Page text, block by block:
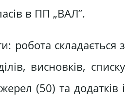
в ПП „ВАЛ”.
робота складається з
висновків, списку
(50) та додатків і